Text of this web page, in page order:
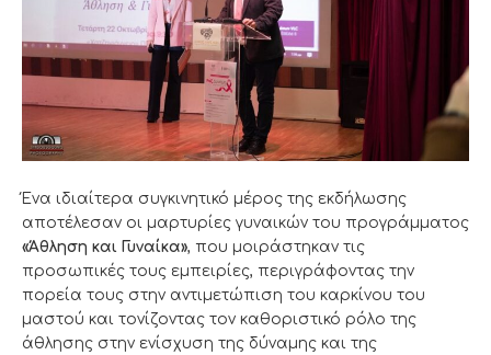
Ένα ιδιαίτερα συγκινητικό μέρος της εκδήλωσης
αποτέλεσαν οι μαρτυρίες γυναικών του προγράμματος
«Άθληση και Γυναίκα», που μοιράστηκαν τις
προσωπικές τους εμπειρίες, περιγράφοντας την
πορεία τους στην αντιμετώπιση του καρκίνου του
μαστού και τονίζοντας τον καθοριστικό ρόλο της
άθλησης στην ενίσχυση της δύναμης και της